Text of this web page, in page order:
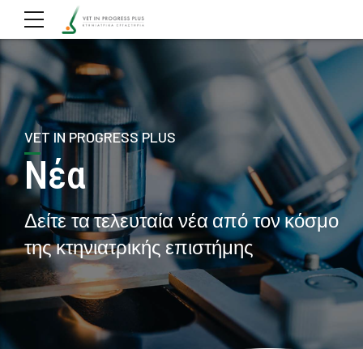
VET IN PROGRESS PLUS
Νέα
Δείτε τα τελευταία νέα από τον κόσμο
της κτηνιατρικής επιστήμης